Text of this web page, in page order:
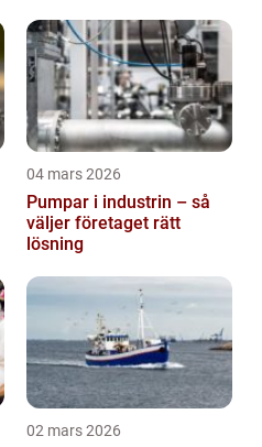
04 mars 2026
Pumpar i industrin – så
väljer företaget rätt
lösning
02 mars 2026